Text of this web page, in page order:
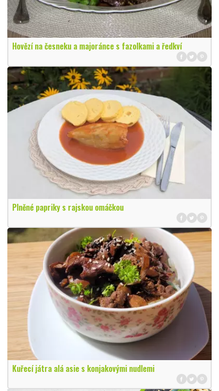
Hovězí na česneku a majoránce s fazolkami a ředkví
Plněné papriky s rajskou omáčkou
Kuřecí játra alá asie s konjakovými nudlemi